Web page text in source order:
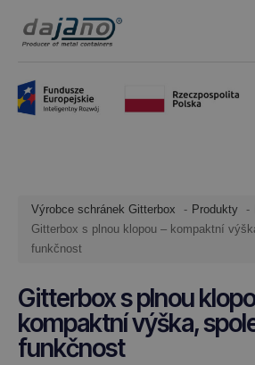
Výrobce schránek Gitterbox Produkty
Gitterbox s plnou klopou – kompaktní
funkčnost
Gitterbox s plnou
kompaktní výška,
funkčnost